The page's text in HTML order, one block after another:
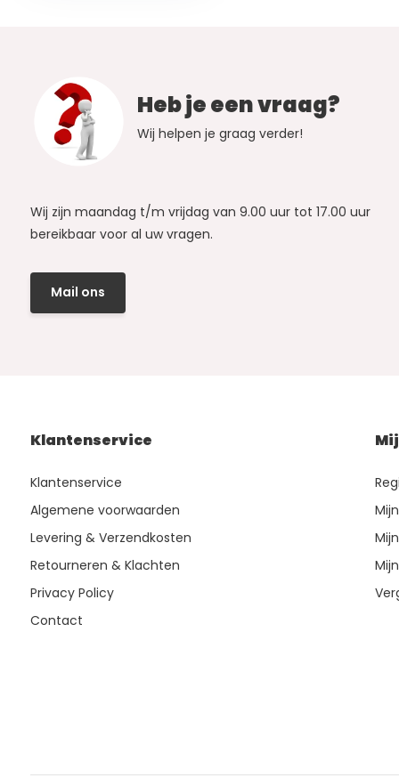
Heb je een vraag?
Wij helpen je graag verder!
Wij zijn maandag t/m vrijdag van 9.00 uur tot 17.00 uur
bereikbaar voor al uw vragen.
Mail ons
Klantenservice
Klantenservice
Algemene voorwaarden
Levering & Verzendkosten
Retourneren & Klachten
Privacy Policy
Contact